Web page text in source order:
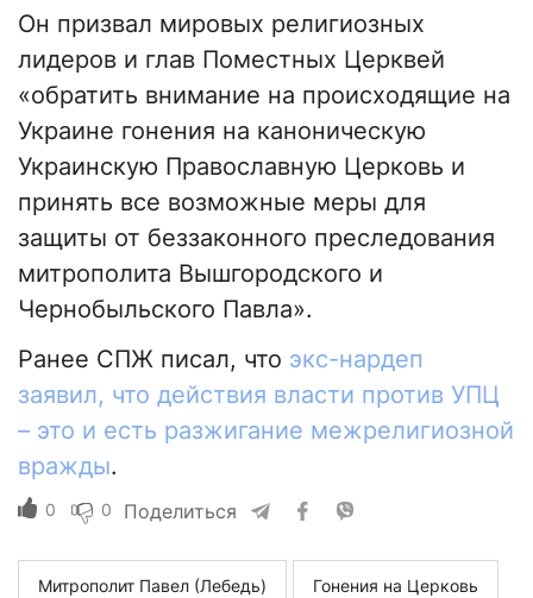
Он призвал мировых религиозных
лидеров и глав Поместных Церквей
«обратить внимание на происходящие на
Украине гонения на каноническую
Украинскую Православную Церковь и
принять все возможные меры для
защиты от беззаконного преследования
митрополита Вышгородского и
Чернобыльского Павла».
Ранее СПЖ писал, что экс-нардеп
заявил, что действия власти против УПЦ
– это и есть разжигание межрелигиозной
вражды.
0 0 Поделиться
Митрополит Павел (Лебедь) Гонения на Церковь